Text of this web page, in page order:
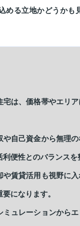
める立地かどうかも
宅は、価格帯やエリ
や自己資金から無理の
便性とのバランスを
や賃貸活用も視野に
になります。
ミュレーションから